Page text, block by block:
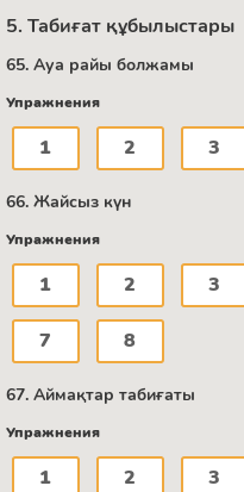
5. Табиғат құбылыстары
65. Ауа райы болжамы
Упражнения
1 2 3
66. Жайсыз күн
Упражнения
1 2 3
7 8
67. Аймақтар табиғаты
Упражнения
1 2 3